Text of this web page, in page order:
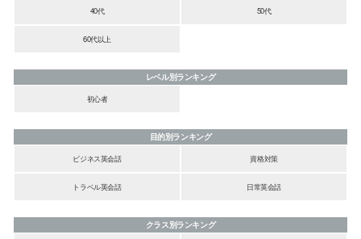
40代 50代
60代以上
レベル別ランキング
初心者
目的別ランキング
ビジネス英会話
資格対策
トラベル英会話 日常英会話
クラス別ランキング